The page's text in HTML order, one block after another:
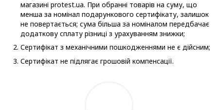
магазині protest.ua. При обранні товарів на суму, що
менша за номінал подарункового сертифікату, залишок
не повертається; сума більша за номіналом передбачає
додаткову сплату різниці з урахуванням знижки;
Сертифікат з механічними пошкодженнями не є дійсним;
Сертифікат не підлягає грошовій компенсації.